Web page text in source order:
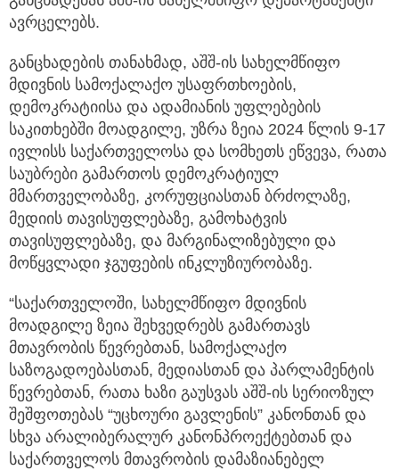
ავრცელებს.
განცხადების თანახმად, აშშ-ის სახელმწიფო
მდივნის სამოქალაქო უსაფრთხოების,
დემოკრატიისა და ადამიანის უფლებების
საკითხებში მოადგილე, უზრა ზეია 2024 წლის 9-17
ივლისს საქართველოსა და სომხეთს ეწვევა, რათა
საუბრები გამართოს დემოკრატიულ
მმართველობაზე, კორუფციასთან ბრძოლაზე,
მედიის თავისუფლებაზე, გამოხატვის
თავისუფლებაზე, და მარგინალიზებული და
მოწყვლადი ჯგუფების ინკლუზიურობაზე.
“საქართველოში, სახელმწიფო მდივნის
მოადგილე ზეია შეხვედრებს გამართავს
მთავრობის წევრებთან, სამოქალაქო
საზოგადოებასთან, მედიასთან და პარლამენტის
წევრებთან, რათა ხაზი გაუსვას აშშ-ის სერიოზულ
შეშფოთებას “უცხოური გავლენის” კანონთან და
სხვა არალიბერალურ კანონპროექტებთან და
საქართველოს მთავრობის დამაზიანებელ